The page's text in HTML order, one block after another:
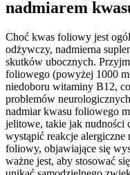
nadmiarem
Choć kwas foliowy jest
odżywczy, nadmierna
skutków ubocznych.
foliowego (powyżej 1000
niedoboru witaminy B12,
problemów
nadmiar kwasu foliowego
jelitowe, takie jak nudności
wystąpić reakcje alergiczne
foliowy, objawiające się
ważne jest, aby stosować